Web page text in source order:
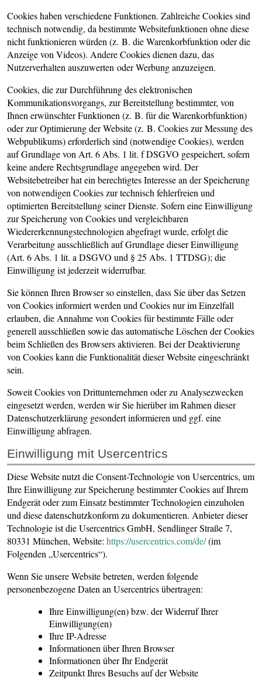
Cookies haben verschiedene Funktionen. Zahlreiche Cookies sind
technisch notwendig, da bestimmte Websitefunktionen ohne diese
nicht funktionieren würden (z. B. die Warenkorbfunktion oder die
Anzeige von Videos). Andere Cookies dienen dazu, das
Nutzerverhalten auszuwerten oder Werbung anzuzeigen.
Cookies, die zur Durchführung des elektronischen
Kommunikationsvorgangs, zur Bereitstellung bestimmter, von
Ihnen erwünschter Funktionen (z. B. für die Warenkorbfunktion)
oder zur Optimierung der Website (z. B. Cookies zur Messung des
Webpublikums) erforderlich sind (notwendige Cookies), werden
auf Grundlage von Art. 6 Abs. 1 lit. f DSGVO gespeichert, sofern
keine andere Rechtsgrundlage angegeben wird. Der
Websitebetreiber hat ein berechtigtes Interesse an der Speicherung
von notwendigen Cookies zur technisch fehlerfreien und
optimierten Bereitstellung seiner Dienste. Sofern eine Einwilligung
zur Speicherung von Cookies und vergleichbaren
Wiedererkennungstechnologien abgefragt wurde, erfolgt die
Verarbeitung ausschließlich auf Grundlage dieser Einwilligung
(Art. 6 Abs. 1 lit. a DSGVO und § 25 Abs. 1 TTDSG); die
Einwilligung ist jederzeit widerrufbar.
Sie können Ihren Browser so einstellen, dass Sie über das Setzen
von Cookies informiert werden und Cookies nur im Einzelfall
erlauben, die Annahme von Cookies für bestimmte Fälle oder
generell ausschließen sowie das automatische Löschen der Cookies
beim Schließen des Browsers aktivieren. Bei der Deaktivierung
von Cookies kann die Funktionalität dieser Website eingeschränkt
sein.
Soweit Cookies von Drittunternehmen oder zu Analysezwecken
eingesetzt werden, werden wir Sie hierüber im Rahmen dieser
Datenschutzerklärung gesondert informieren und ggf. eine
Einwilligung abfragen.
Einwilligung mit Usercentrics
Diese Website nutzt die Consent-Technologie von Usercentrics, um
Ihre Einwilligung zur Speicherung bestimmter Cookies auf Ihrem
Endgerät oder zum Einsatz bestimmter Technologien einzuholen
und diese datenschutzkonform zu dokumentieren. Anbieter dieser
Technologie ist die Usercentrics GmbH, Sendlinger Straße 7,
80331 München, Website: https://usercentrics.com/de/(im
Folgenden „Usercentrics“).
Wenn Sie unsere Website betreten, werden folgende
personenbezogene Daten an Usercentrics übertragen:
Ihre Einwilligung(en) bzw. der Widerruf Ihrer
Einwilligung(en)
Ihre IP-Adresse
Informationen über Ihren Browser
Informationen über Ihr Endgerät
Zeitpunkt Ihres Besuchs auf der Website